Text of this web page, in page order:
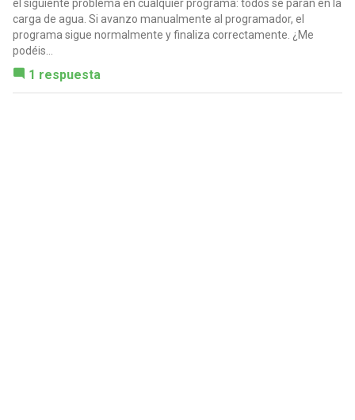
el siguiente problema en cualquier programa: todos se paran en la
carga de agua. Si avanzo manualmente al programador, el
programa sigue normalmente y finaliza correctamente. ¿Me
podéis...
1 respuesta